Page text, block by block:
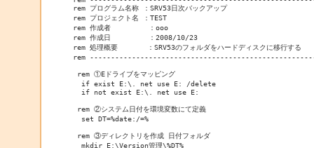
rem プログラム名称 ：SRV53日次バックアップ
rem プロジェクト名 ：TEST
rem 作成者         ：ooo
rem 作成日         ：2008/10/23
rem 処理概要       ：SRV53のフォルダをハードディスクに移行する
rem
rem ①Eドライブをマッピング
  if exist E:\. net use E: /delete
  if not exist E:\. net use E:
rem ②システム日付を環境変数にて定義
  set DT=%date:/=%
rem ③ディレクトリを作成 日付フォルダ
  mkdir E:\Version管理\%DT%